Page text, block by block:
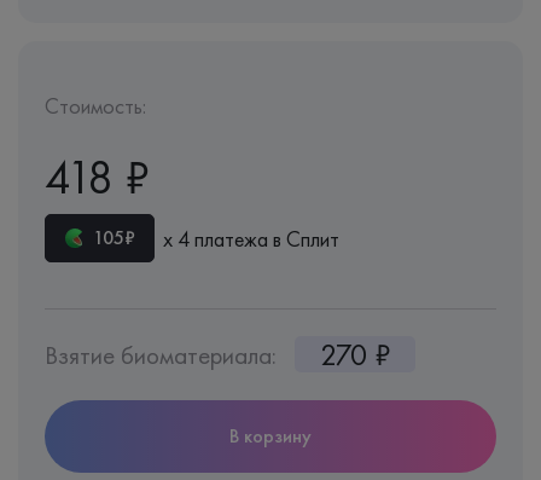
Стоимость:
418 ₽
105₽ х 4 платежа в Сплит
Взятие биоматериала: 270 ₽
В корзину